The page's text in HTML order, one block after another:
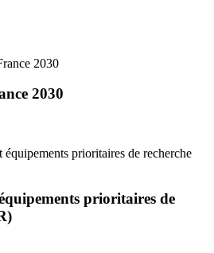
2030
2030
équipements prioritaires de recherche
prioritaires de